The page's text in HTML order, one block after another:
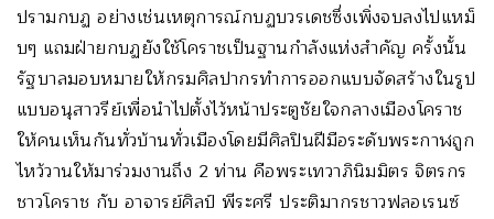
ปรามกบฏ อย่างเช่นเหตุการณ์กบฏบวรเดชซึ่งเพิ่งจบลงไปแหม็
บๆ แถมฝ่ายกบฏยังใช้โคราชเป็นฐานกำลังแห่งสำคัญ ครั้งนั้น
รัฐบาลมอบหมายให้กรมศิลปากรทำการออกแบบจัดสร้างในรูป
แบบอนุสาวรีย์เพื่อนำไปตั้งไว้หน้าประตูชัยใจกลางเมืองโคราช
ให้คนเห็นกันทั่วบ้านทั่วเมืองโดยมีศิลปินฝีมือระดับพระกาฬถูก
ไหว้วานให้มาร่วมงานถึง 2 ท่าน คือพระเทวาภินิมมิตร จิตรกร
ชาวโคราช กับ อาจารย์ศิลป์ พีระศรี ประติมากรชาวฟลอเรนซ์